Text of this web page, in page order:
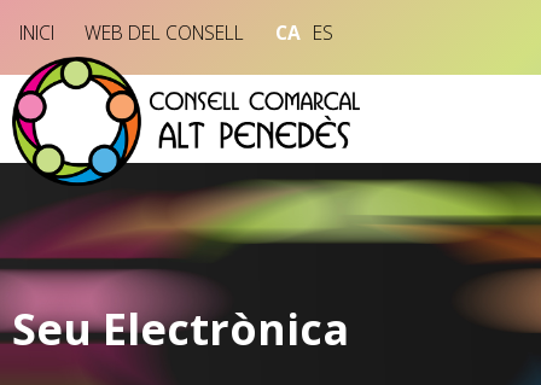
INICI WEB DEL CONSELL CA ES
Seu Electrònica